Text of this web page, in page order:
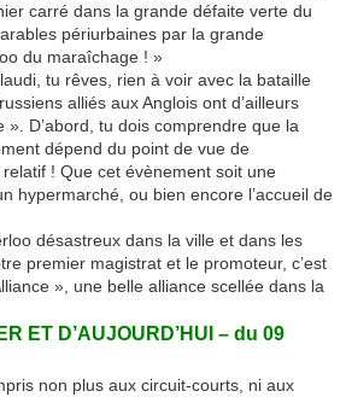
carré dans la grande défaite verte du
périurbaines par la grande
du maraîchage ! »
tu rêves, rien à voir avec la bataille
alliés aux Anglois ont d’ailleurs
». D’abord, tu dois comprendre que la
dépend du point de vue de
relatif ! Que cet évènement soit une
hypermarché, ou bien encore l’accueil de
désastreux dans la ville et dans les
premier magistrat et le promoteur, c’est
», une belle alliance scellée dans la
ET D’AUJOURD’HUI – du 09
non plus aux circuit-courts, ni aux